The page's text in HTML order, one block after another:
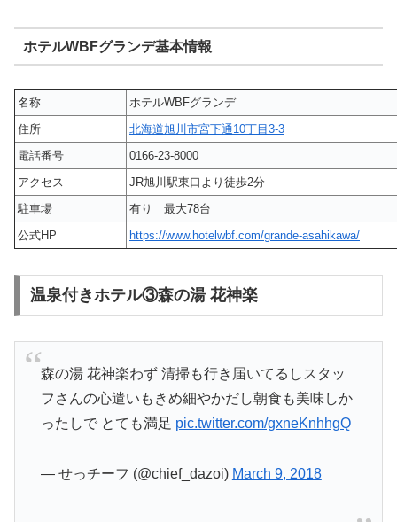
ホテルWBFグランデ基本情報
名称
ホテルWBFグランデ
住所
北海道旭川市宮下通10丁目3-3
電話番号
0166-23-8000
アクセス
JR旭川駅東口より徒歩2分
駐車場
有り 最大78台
公式HP
https://www.hotelwbf.com/grande-asahikawa/
温泉付きホテル③森の湯 花神楽
森の湯 花神楽わず 清掃も行き届いてるしスタッ
フさんの心遣いもきめ細やかだし朝食も美味しか
ったしで とても満足 pic.twitter.com/gxneKnhhgQ
— せっチーフ (@chief_dazoi) March 9, 2018